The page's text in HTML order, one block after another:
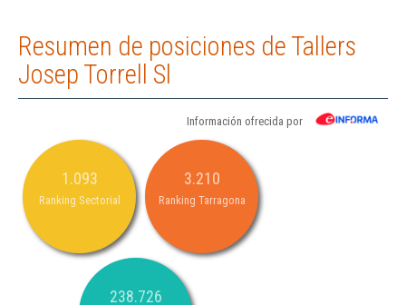
Resumen de posiciones de Tallers
Josep Torrell Sl
Información ofrecida por
1.093
Ranking Sectorial
3.210
Ranking Tarragona
238.726